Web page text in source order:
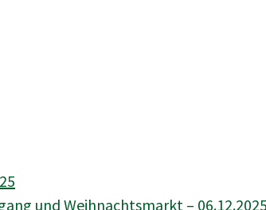
und Weihnachtsmarkt –